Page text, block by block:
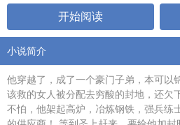
开始阅读
小说简介
他穿越了，成了一个豪门子弟，本可以
该救的女人被分配去穷酸的封地，还欠
不怕，他架起高炉，冶炼钢铁，强兵练